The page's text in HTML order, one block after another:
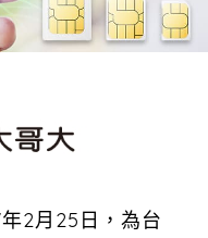
2月25日，為台